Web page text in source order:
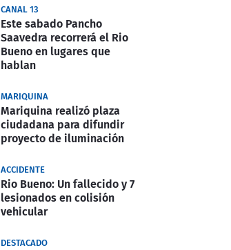
CANAL 13
Este sabado Pancho
Saavedra recorrerá el Rio
Bueno en lugares que
hablan
MARIQUINA
Mariquina realizó plaza
ciudadana para difundir
proyecto de iluminación
ACCIDENTE
Rio Bueno: Un fallecido y 7
lesionados en colisión
vehicular
DESTACADO